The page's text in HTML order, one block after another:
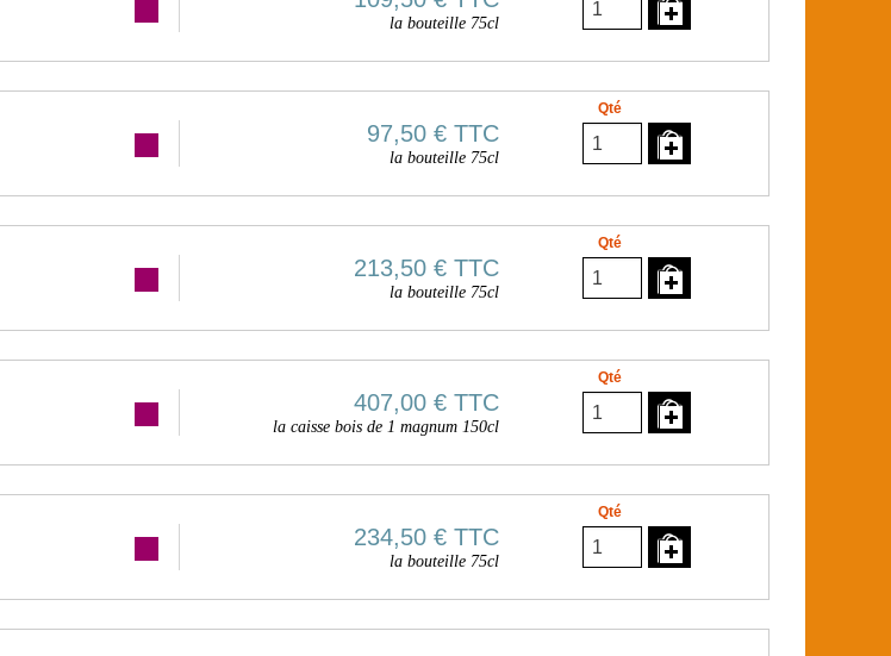
la bouteille 75cl
97,50 € TTC
la bouteille 75cl
Qté
213,50 € TTC
la bouteille 75cl
Qté
407,00 € TTC
la caisse bois de 1 magnum 150cl
Qté
234,50 € TTC
la bouteille 75cl
Qté